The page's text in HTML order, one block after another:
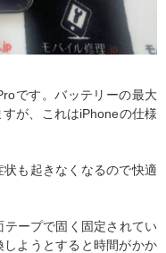
です。バッテリーの最大
が、これはiPhoneの仕様
も起きなくなるので快適
ープで固く固定されてい
ようとすると時間がかか